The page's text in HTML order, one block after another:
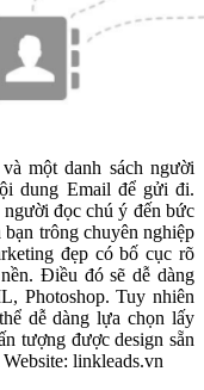
một danh sách người
dung Email để gửi đi.
đọc chú ý đến bức
trông chuyên nghiệp
đẹp có bố cục rõ
Điều đó sẽ dễ dàng
Photoshop. Tuy nhiên
dễ dàng lựa chọn lấy
tượng được design sẵn
linkleads.vn